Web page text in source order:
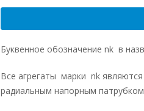
Буквенное обозначение nk в
Все агрегаты марки nk
радиальным напорным